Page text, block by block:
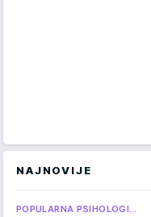
NAJNOVIJE
POPULARNA PSIHOLOGI…